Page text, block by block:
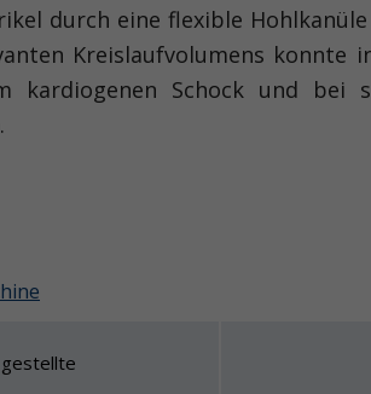
durch eine flexible
Kreislaufvolumens
Schock und bei